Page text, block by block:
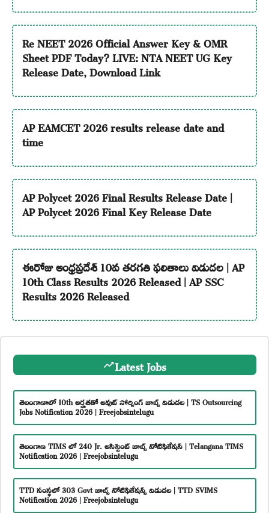
Re NEET 2026 Official Answer Key & OMR
Sheet PDF Today? LIVE: NTA NEET UG Key
Release Date, Download Link
AP EAMCET 2026 results release date and
time
AP Polycet 2026 Final Results Release Date |
AP Polycet 2026 Final Key Release Date
ఈరోజు ఆంధ్రప్రదేశ్ 10వ తరగతి ఫలితాలు విడుదల | AP
10th Class Results 2026 Released | AP SSC
Results 2026 Released
Latest Jobs
తెలంగాణాలో 10th అర్హతతో అవుట్ సోర్సింగ్ జాబ్స్ విడుదల | TS Outsourcing
Jobs Notification 2026 | Freejobsintelugu
తెలంగాణ TIMS లో 240 Jr. అసిస్టెంట్ జాబ్స్ నోటిఫికేషన్ | Telangana TIMS
Notification 2026 | Freejobsintelugu
TTD సంస్థలో 303 Govt జాబ్స్ నోటిఫికేషన్స్ విడుదల | TTD SVIMS
Notification 2026 | Freejobsintelugu